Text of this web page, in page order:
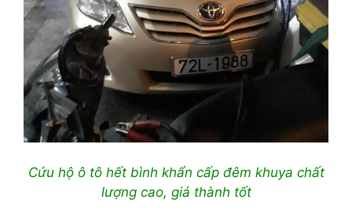
Cứu hộ ô tô hết bình khẩn cấp đêm khuya chất
lượng cao, giá thành tốt